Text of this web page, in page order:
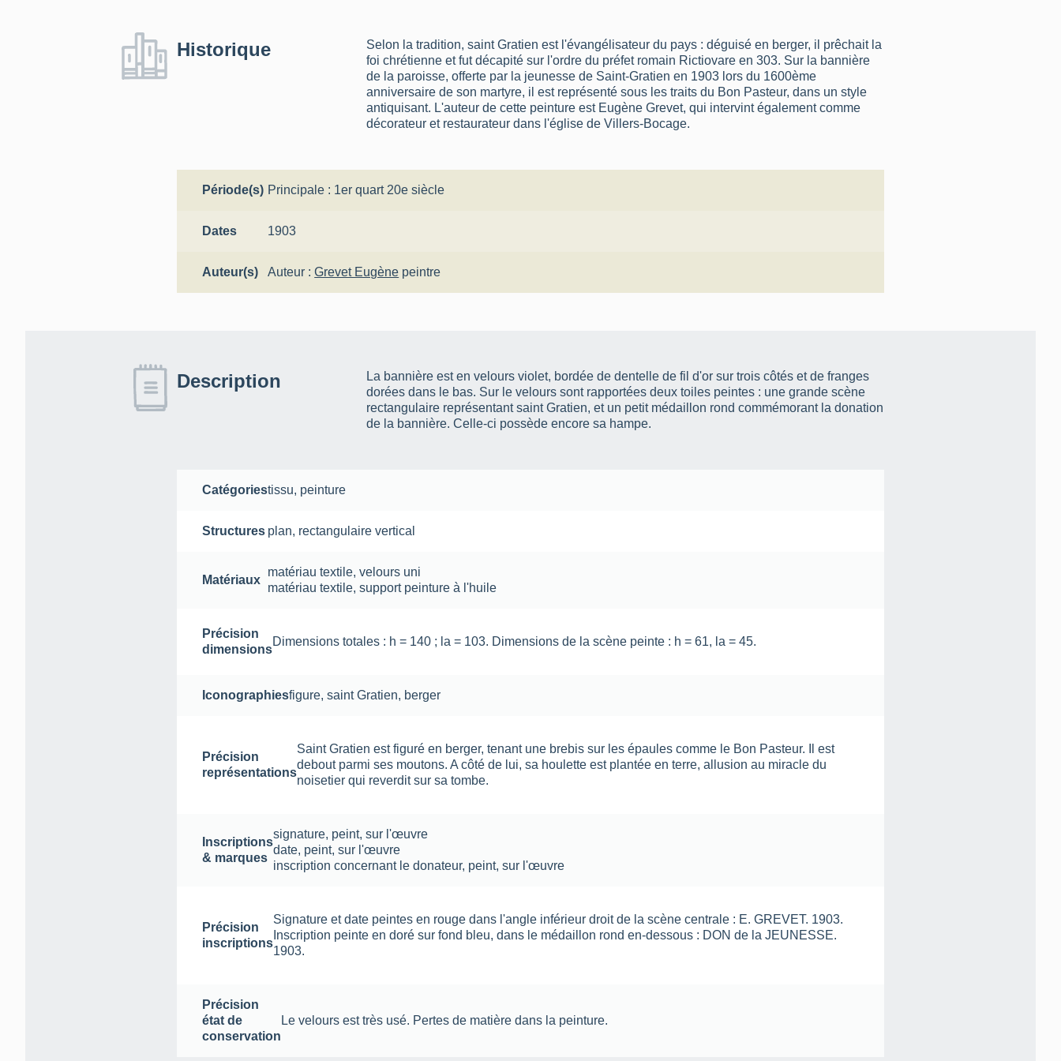
Historique
Selon la tradition, saint Gratien est l'évangélisateur du pays : déguisé en berger, il prêchait la
foi chrétienne et fut décapité sur l'ordre du préfet romain Rictiovare en 303. Sur la bannière
de la paroisse, offerte par la jeunesse de Saint-Gratien en 1903 lors du 1600ème
anniversaire de son martyre, il est représenté sous les traits du Bon Pasteur, dans un style
antiquisant. L'auteur de cette peinture est Eugène Grevet, qui intervint également comme
décorateur et restaurateur dans l'église de Villers-Bocage.
Période(s) Principale : 1er quart 20e siècle
Dates 1903
Auteur(s) Auteur :Grevet Eugène peintre
Description
La bannière est en velours violet, bordée de dentelle de fil d'or sur trois côtés et de franges
dorées dans le bas. Sur le velours sont rapportées deux toiles peintes : une grande scène
rectangulaire représentant saint Gratien, et un petit médaillon rond commémorant la donation
de la bannière. Celle-ci possède encore sa hampe.
Catégoriestissu, peinture
Structures plan, rectangulaire vertical
Matériaux
matériau textile,velours uni
matériau textile,support peinture à l'huile
Précision
dimensions
Dimensions totales : h = 140 ; la = 103. Dimensions de la scène peinte : h = 61, la = 45.
Iconographiesfigure, saint Gratien, berger
Précision
représentations
Saint Gratien est figuré en berger, tenant une brebis sur les épaules comme le Bon Pasteur. Il est
debout parmi ses moutons. A côté de lui, sa houlette est plantée en terre, allusion au miracle du
noisetier qui reverdit sur sa tombe.
Inscriptions
& marques
signature, peint, sur l'œuvre
date, peint, sur l'œuvre
inscription concernant le donateur, peint, sur l'œuvre
Précision
inscriptions
Signature et date peintes en rouge dans l'angle inférieur droit de la scène centrale : E. GREVET. 1903.
Inscription peinte en doré sur fond bleu, dans le médaillon rond en-dessous : DON de la JEUNESSE.
1903.
Précision
état de
conservation
Le velours est très usé. Pertes de matière dans la peinture.